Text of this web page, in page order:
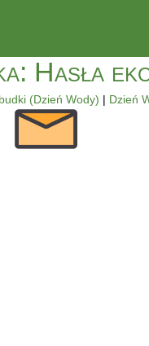
Hasła
(Dzień Wody) | Dzień